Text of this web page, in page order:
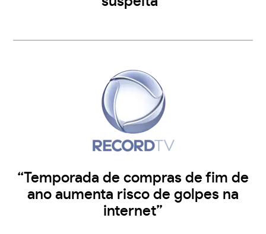
“Temporada de compras de fim de
ano aumenta risco de golpes na
internet”